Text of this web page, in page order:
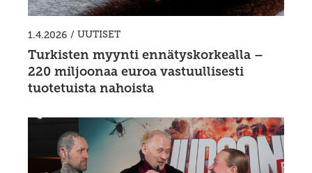
1.4.2026 / UUTISET
Turkisten myynti ennätyskorkealla –
220 miljoonaa euroa vastuullisesti
tuotetuista nahoista